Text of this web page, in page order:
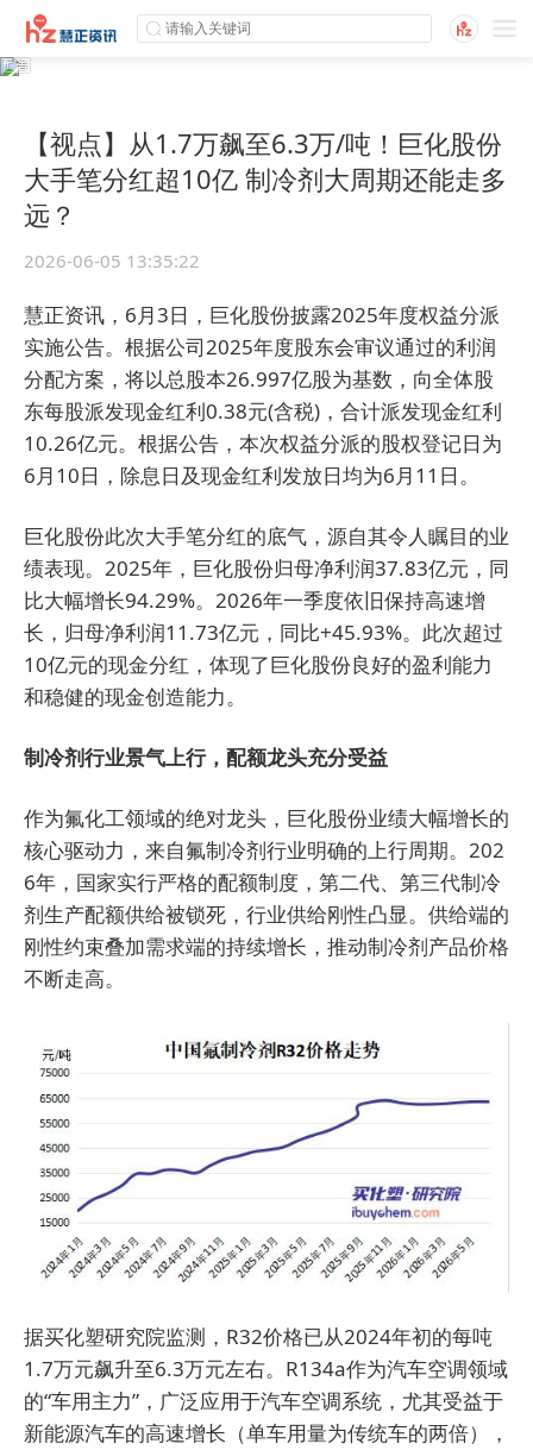
【视点】从1.7万飙至6.3万/吨！巨化股份
大手笔分红超10亿 制冷剂大周期还能走多
远？
2026-06-05 13:35:22
慧正资讯，6月3日，巨化股份披露2025年度权益分派
实施公告。根据公司2025年度股东会审议通过的利润
分配方案，将以总股本26.997亿股为基数，向全体股
东每股派发现金红利0.38元(含税)，合计派发现金红利
10.26亿元。根据公告，本次权益分派的股权登记日为
6月10日，除息日及现金红利发放日均为6月11日。
巨化股份此次大手笔分红的底气，源自其令人瞩目的业
绩表现。2025年，巨化股份归母净利润37.83亿元，同
比大幅增长94.29%。2026年一季度依旧保持高速增
长，归母净利润11.73亿元，同比+45.93%。此次超过
10亿元的现金分红，体现了巨化股份良好的盈利能力
和稳健的现金创造能力。
制冷剂行业景气上行，配额龙头充分受益
作为氟化工领域的绝对龙头，巨化股份业绩大幅增长的
核心驱动力，来自氟制冷剂行业明确的上行周期。202
6年，国家实行严格的配额制度，第二代、第三代制冷
剂生产配额供给被锁死，行业供给刚性凸显。供给端的
刚性约束叠加需求端的持续增长，推动制冷剂产品价格
不断走高。
据买化塑研究院监测，R32价格已从2024年初的每吨
1.7万元飙升至6.3万元左右。R134a作为汽车空调领域
的“车用主力”，广泛应用于汽车空调系统，尤其受益于
新能源汽车的高速增长（单车用量为传统车的两倍），